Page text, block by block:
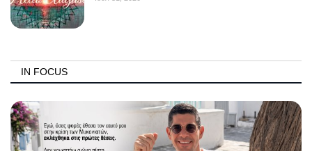
IN FOCUS